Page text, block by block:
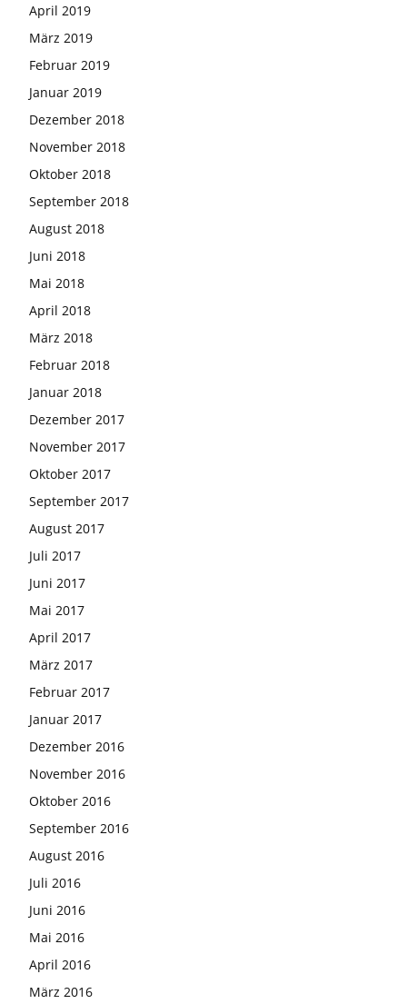
April 2019
März 2019
Februar 2019
Januar 2019
Dezember 2018
November 2018
Oktober 2018
September 2018
August 2018
Juni 2018
Mai 2018
April 2018
März 2018
Februar 2018
Januar 2018
Dezember 2017
November 2017
Oktober 2017
September 2017
August 2017
Juli 2017
Juni 2017
Mai 2017
April 2017
März 2017
Februar 2017
Januar 2017
Dezember 2016
November 2016
Oktober 2016
September 2016
August 2016
Juli 2016
Juni 2016
Mai 2016
April 2016
März 2016